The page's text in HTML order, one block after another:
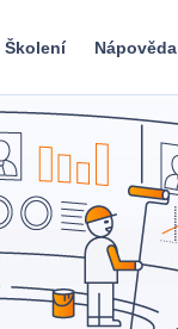
Školení Nápověda